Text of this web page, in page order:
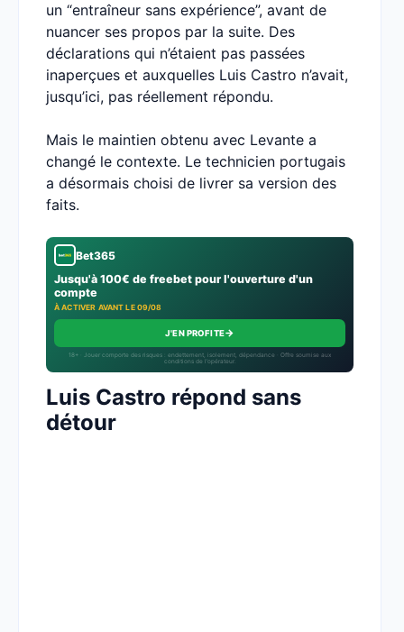
un “entraîneur sans expérience”, avant de
nuancer ses propos par la suite. Des
déclarations qui n’étaient pas passées
inaperçues et auxquelles Luis Castro n’avait,
jusqu’ici, pas réellement répondu.
Mais le maintien obtenu avec Levante a
changé le contexte. Le technicien portugais
a désormais choisi de livrer sa version des
faits.
Bet365
Jusqu'à 100€ de freebet pour l'ouverture d'un
compte
À ACTIVER AVANT LE 09/08
J'EN PROFITE→
18+ · Jouer comporte des risques : endettement, isolement, dépendance · Offre soumise aux
conditions de l’opérateur.
Luis Castro répond sans
détour